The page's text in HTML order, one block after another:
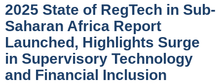
2025 State of RegTech in Sub-
Saharan Africa Report
Launched, Highlights Surge
in Supervisory Technology
and Financial Inclusion